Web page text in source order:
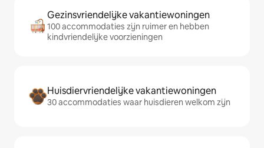
Gezinsvriendelijke vakantiewoningen
100 accommodaties zijn ruimer en hebben
kindvriendelijke voorzieningen
Huisdiervriendelijke vakantiewoningen
30 accommodaties waar huisdieren welkom zijn